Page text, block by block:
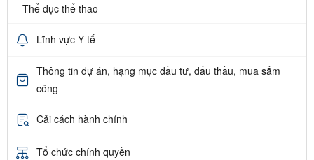
Thể dục thể thao
Lĩnh vực Y tế
Thông tin dự án, hạng mục đầu tư, đấu thầu, mua sắm
công
Cải cách hành chính
Tổ chức chính quyền